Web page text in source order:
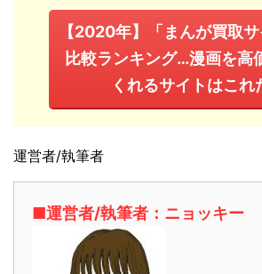
【2020年】「まんが買取
比較ランキング…漫画を高
くれるサイトはこれ
運営者/執筆者
■運営者/執筆者：ニョッキー